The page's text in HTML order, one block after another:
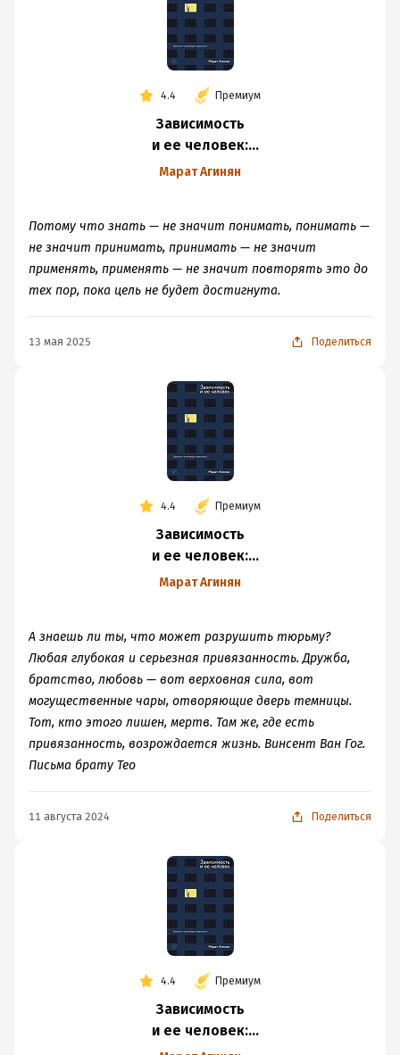
4.4 Премиум
Зависимость
и ее человек:
записки психиатра-
Марат Агинян
Потому что знать — не значит понимать, понимать —
не значит принимать, принимать — не значит
применять, применять — не значит повторять это до
тех пор, пока цель не будет достигнута.
13 мая 2025 Поделиться
4.4 Премиум
Зависимость
и ее человек:
записки психиатра-
Марат Агинян
А знаешь ли ты, что может разрушить тюрьму?
Любая глубокая и серьезная привязанность. Дружба,
братство, любовь — вот верховная сила, вот
могущественные чары, отворяющие дверь темницы.
Тот, кто этого лишен, мертв. Там же, где есть
привязанность, возрождается жизнь. Винсент Ван Гог.
Письма брату Тео
11 августа 2024 Поделиться
4.4 Премиум
Зависимость
и ее человек: